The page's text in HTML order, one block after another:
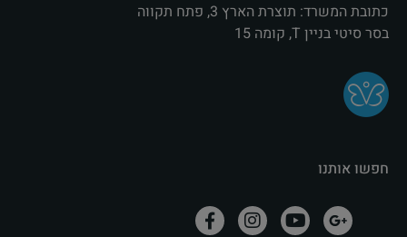
חפשו אותנו
כתובת המשרד: תוצרת הארץ 3, פתח תקווה
בסר סיטי בניין T, קומה 15